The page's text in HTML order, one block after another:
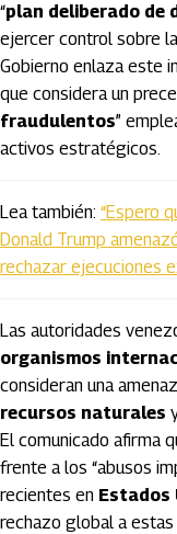
“plan deliberado de
ejercer control sobre
Gobierno enlaza este
que considera un
fraudulentos”
activos estratégicos.
Lea también: “Espero
Donald Trump
rechazar ejecuciones
Las autoridades
organismos
consideran una
recursos naturales
El comunicado afirma
frente a los “abusos
recientes en Estados
rechazo global a estas